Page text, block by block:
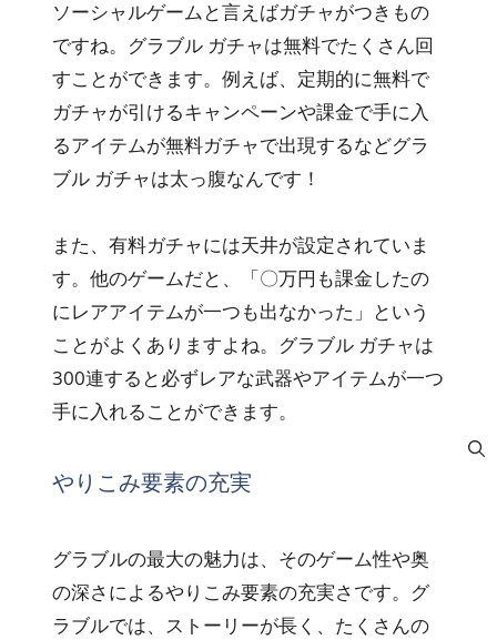
ソーシャルゲームと言えばガチャがつきもの
ですね。グラブル ガチャは無料でたくさん回
すことができます。例えば、定期的に無料で
ガチャが引けるキャンペーンや課金で手に入
るアイテムが無料ガチャで出現するなどグラ
ブル ガチャは太っ腹なんです！
また、有料ガチャには天井が設定されていま
す。他のゲームだと、「〇万円も課金したの
にレアアイテムが一つも出なかった」という
ことがよくありますよね。グラブル ガチャは
300連すると必ずレアな武器やアイテムが一つ
手に入れることができます。
やりこみ要素の充実
グラブルの最大の魅力は、そのゲーム性や奥
の深さによるやりこみ要素の充実さです。グ
ラブルでは、ストーリーが長く、たくさんの